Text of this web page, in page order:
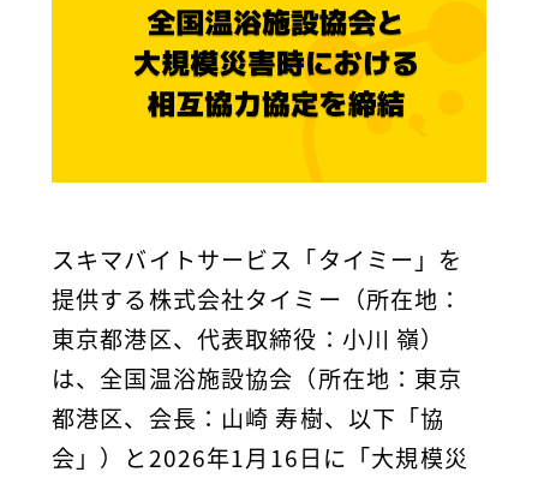
スキマバイトサービス「タイミー」を
提供する株式会社タイミー（所在地：
東京都港区、代表取締役：小川 嶺）
は、全国温浴施設協会（所在地：東京
都港区、会長：山崎 寿樹、以下「協
会」）と2026年1月16日に「大規模災